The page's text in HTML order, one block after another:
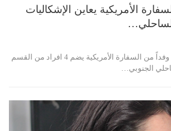
الأمريكية يعاين الإشكاليات
علم موقع تاريخ صفاقس أن وفداً من السفارة الأمريكية يضم 4 افراد من القسم
الجنوبي…